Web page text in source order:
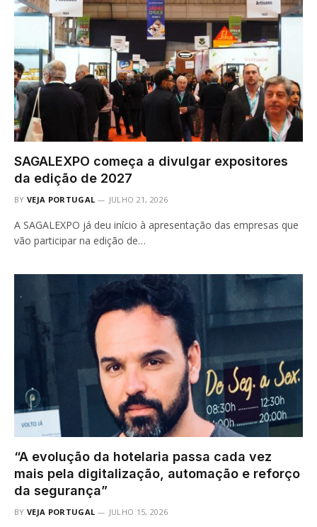
SAGALEXPO começa a divulgar expositores
da edição de 2027
BY VEJA PORTUGAL JULHO 21, 2026
A SAGALEXPO já deu início à apresentação das empresas que
vão participar na edição de…
“A evolução da hotelaria passa cada vez
mais pela digitalização, automação e reforço
da segurança”
BY VEJA PORTUGAL JULHO 15, 2026